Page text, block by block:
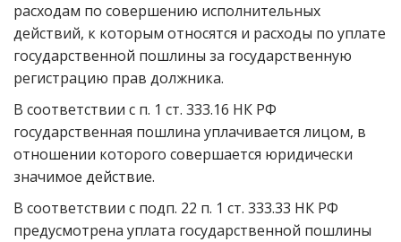
расходам по совершению исполнительных
действий, к которым относятся и расходы по уплате
государственной пошлины за государственную
регистрацию прав должника.
В соответствии с п. 1 ст. 333.16 НК РФ
государственная пошлина уплачивается лицом, в
отношении которого совершается юридически
значимое действие.
В соответствии с подп. 22 п. 1 ст. 333.33 НК РФ
предусмотрена уплата государственной пошлины